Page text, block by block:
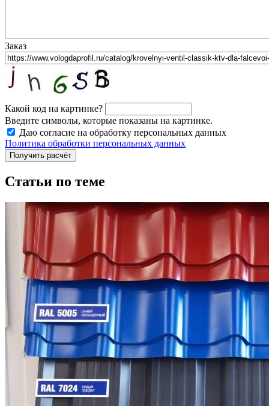
Заказ
Какой код на картинке?
Введите символы, которые показаны на картинке.
Даю согласие на обработку персональных данных
Политика обработки персональных данных
Статьи по теме